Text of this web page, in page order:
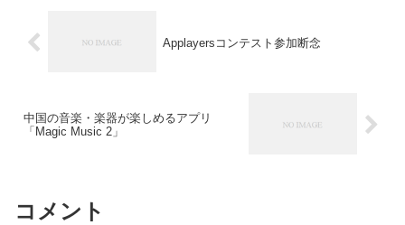
Applayersコンテスト参加断念
中国の音楽・楽器が楽しめるアプリ
「Magic Music 2」
コメント